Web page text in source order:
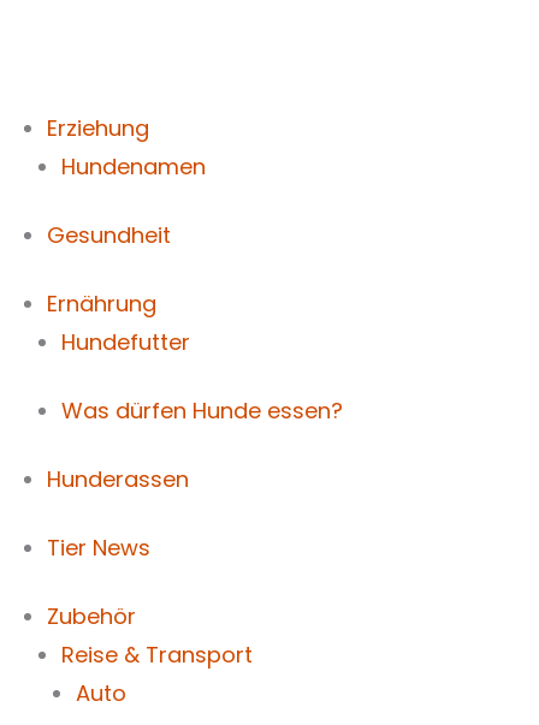
Erziehung
Hundenamen
Gesundheit
Ernährung
Hundefutter
Was dürfen Hunde essen?
Hunderassen
Tier News
Zubehör
Reise & Transport
Auto